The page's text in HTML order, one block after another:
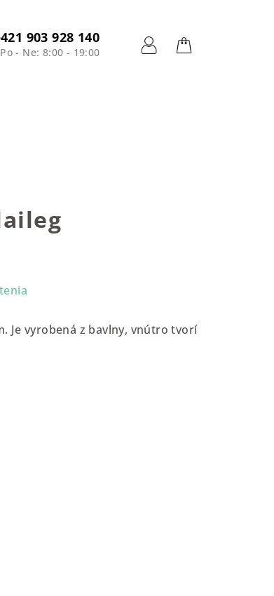
903 928 140
Po - Ne: 8:00 - 19:00
Je vyrobená z bavlny, vnútro tvorí